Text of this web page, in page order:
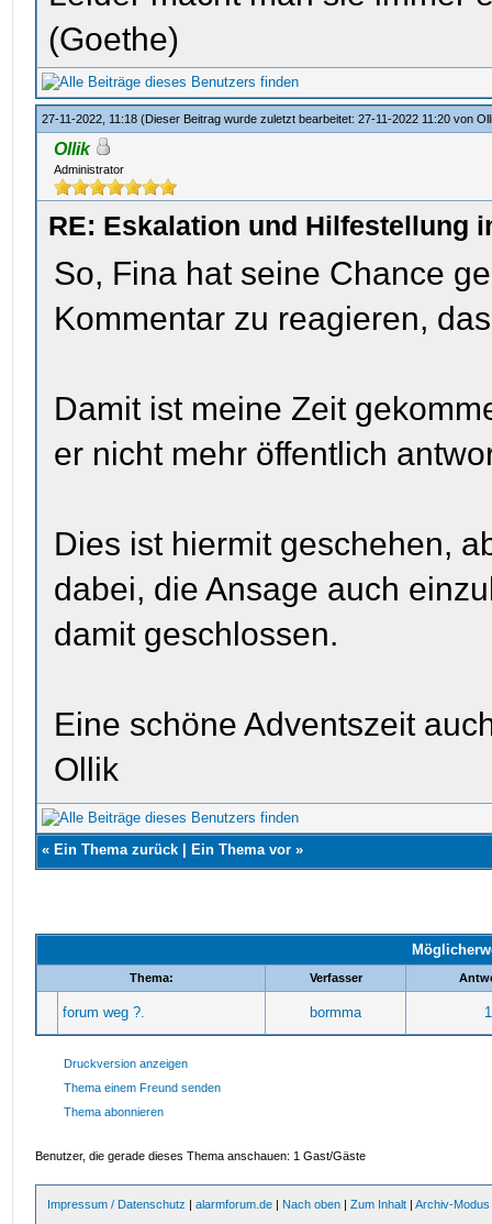
(Goethe)
27-11-2022, 11:18(Dieser Beitrag wurde zuletzt bearbeitet: 27-11-2022 11:20 von
Ollik
Administrator
RE: Eskalation und Hilfestellung
So, Fina hat seine Chance
Kommentar zu reagieren,
Damit ist meine Zeit
er nicht mehr öffentlich
Dies ist hiermit geschehen,
dabei, die Ansage auch
damit geschlossen.
Eine schöne Adventszeit
Ollik
« Ein Thema zurück Ein Thema vor »
Thema: Verfasser
forum weg ?. bormma
Druckversion anzeigen
Thema einem Freund senden
Thema abonnieren
Benutzer, die gerade dieses Thema anschauen: 1 Gast/Gäste
Impressum / Datenschutz |alarmforum.de | Nach oben |Zum Inhalt |Archiv-Modus